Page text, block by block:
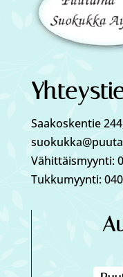
Saakoskentie
Vähittäismyynti:
Tukkumyynti: